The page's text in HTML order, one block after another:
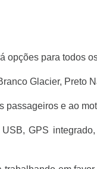
opções para todos
Glacier, Preto
passageiros e ao
GPS